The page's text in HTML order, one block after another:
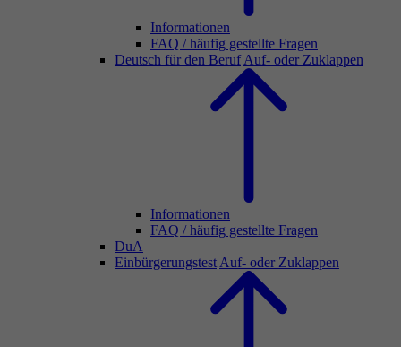
Informationen
FAQ / häufig gestellte Fragen
Deutsch für den Beruf Auf- oder Zuklappen
Informationen
FAQ / häufig gestellte Fragen
DuA
Einbürgerungstest Auf- oder Zuklappen